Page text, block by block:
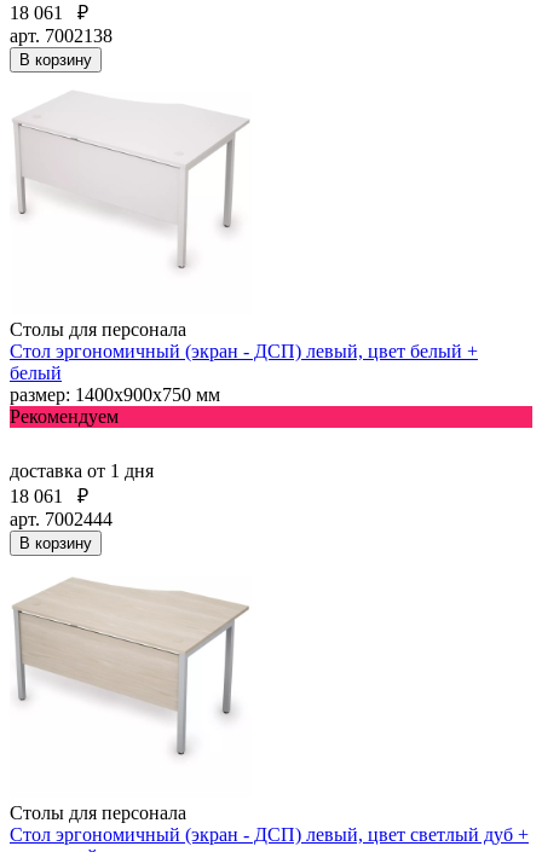
18 061
₽
арт. 7002138
В корзину
Столы для персонала
Стол эргономичный (экран - ДСП) левый, цвет белый +
белый
размер: 1400х900х750 мм
Рекомендуем
доставка от 1 дня
18 061
₽
арт. 7002444
В корзину
Столы для персонала
Стол эргономичный (экран - ДСП) левый, цвет светлый дуб +